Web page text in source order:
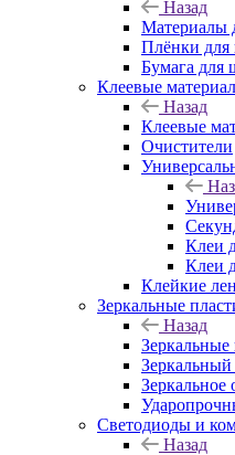
Назад
Материалы
Плёнки для
Бумага для
Клеевые
Назад
Клеевые
Очистители
Клеи
Клеи
Клейкие
Зеркальные
Назад
Зеркальные
Зеркальное
Светодиоды и
Назад